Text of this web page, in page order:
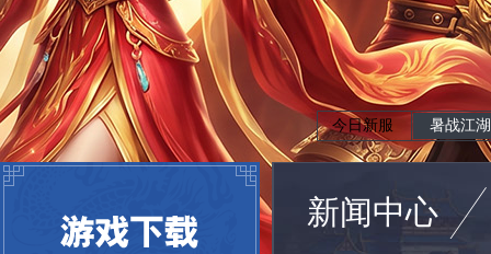
今日新服 暑战江湖
新闻中心